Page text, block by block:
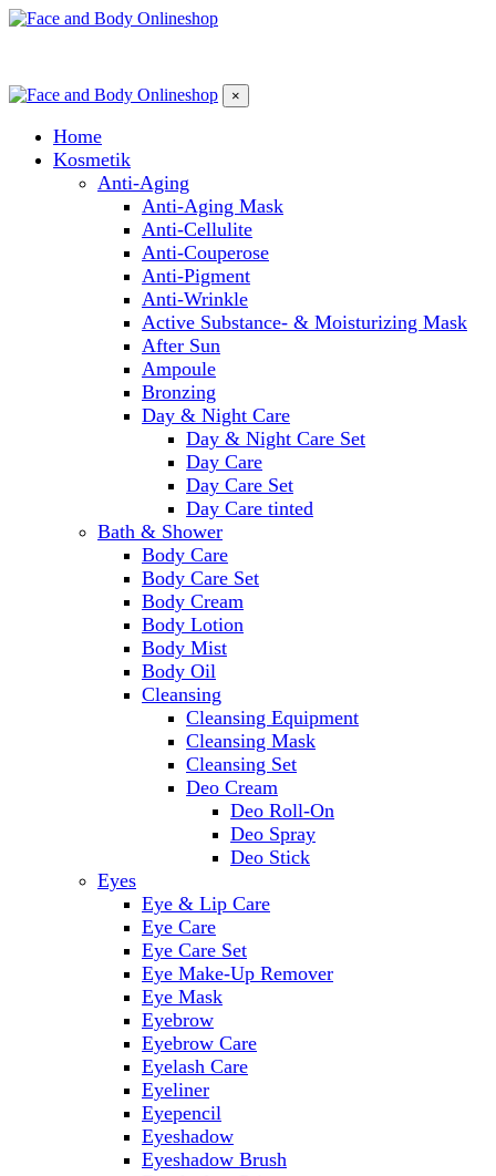
×
Home
Kosmetik
Anti-Aging
Anti-Aging Mask
Anti-Cellulite
Anti-Couperose
Anti-Pigment
Anti-Wrinkle
Active Substance- & Moisturizing Mask
After Sun
Ampoule
Bronzing
Day & Night Care
Day & Night Care Set
Day Care
Day Care Set
Day Care tinted
Bath & Shower
Body Care
Body Care Set
Body Cream
Body Lotion
Body Mist
Body Oil
Cleansing
Cleansing Equipment
Cleansing Mask
Cleansing Set
Deo Cream
Deo Roll-On
Deo Spray
Deo Stick
Eyes
Eye & Lip Care
Eye Care
Eye Care Set
Eye Make-Up Remover
Eye Mask
Eyebrow
Eyebrow Care
Eyelash Care
Eyeliner
Eyepencil
Eyeshadow
Eyeshadow Brush